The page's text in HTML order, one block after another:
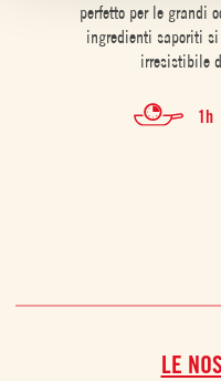
perfetto per le grandi
ingredienti saporiti
irresistibile
1h
LE